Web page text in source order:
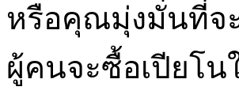
หรือคุณมุ่งมั่นที่จะ
ผู้คนจะซื้อเปียโน